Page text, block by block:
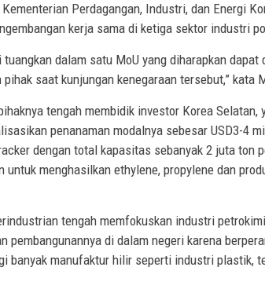
Perdagangan, Industri, dan Energi
kerja sama di ketiga sektor industri
tuangkan dalam satu MoU yang diharapkan
saat kunjungan kenegaraan tersebut,” kata
tengah membidik investor Korea Selatan,
penanaman modalnya sebesar USD3-4
dengan total kapasitas sebanyak 2 juta ton
menghasilkan ethylene, propylene dan
tengah memfokuskan industri
pembangunannya di dalam negeri karena
banyak manufaktur hilir seperti industri plastik,